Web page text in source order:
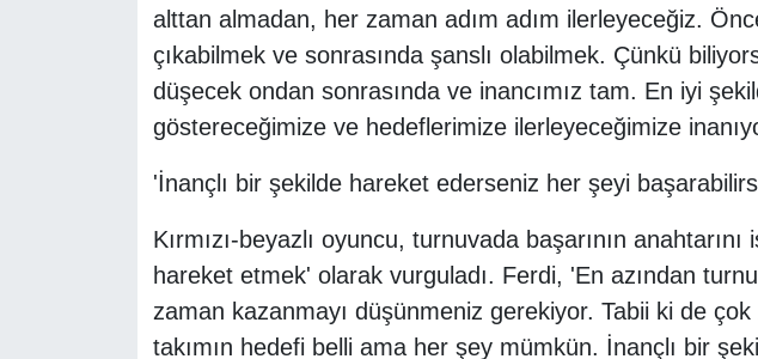
alttan almadan, her zaman adım adım ilerleyeceğiz.
çıkabilmek ve sonrasında şanslı olabilmek. Çünkü
düşecek ondan sonrasında ve inancımız tam. En iyi
göstereceğimize ve hedeflerimize ilerleyeceğimize
'İnançlı bir şekilde hareket ederseniz her şeyi
Kırmızı-beyazlı oyuncu, turnuvada başarının
hareket etmek' olarak vurguladı. Ferdi, 'En azından
zaman kazanmayı düşünmeniz gerekiyor. Tabii ki de
takımın hedefi belli ama her şey mümkün. İnançlı bir